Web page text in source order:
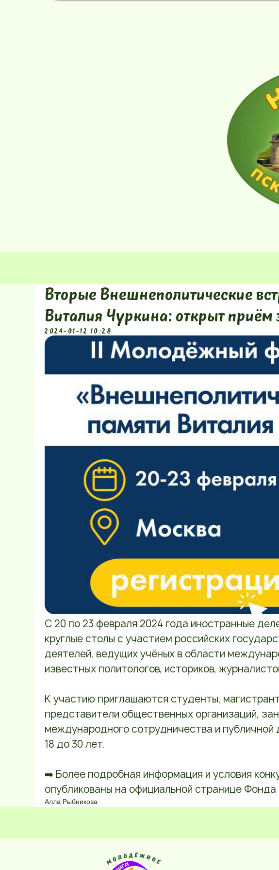
Вторые Внешнеполитические
Виталия Чуркина: открыт приём
2024-01-12 10:28
С 20 по 23 февраля 2024 года иностранные
круглые столы с участием российских
деятелей, ведущих учёных в области
известных политологов, историков,
К участию приглашаются студенты,
представители общественных организаций,
международного сотрудничества и публичной
18 до 30 лет.
➡️ Более подробная информация и условия
опубликованы на официальной странице Фонда
Алла Рыбникова